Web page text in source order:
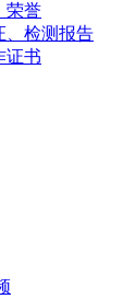
荣誉
、检测报告
证书